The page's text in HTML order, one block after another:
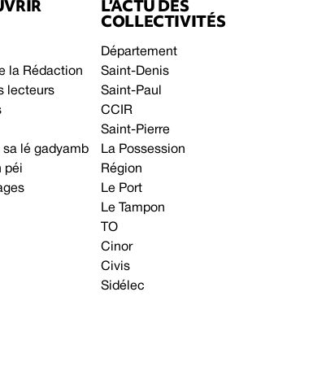
la Rédaction
lecteurs
sa lé gadyamb
péi
L’ACTU DES
COLLECTIVITÉS
Département
Saint-Denis
Saint-Paul
CCIR
Saint-Pierre
La Possession
Région
Le Port
Le Tampon
TO
Cinor
Civis
Sidélec